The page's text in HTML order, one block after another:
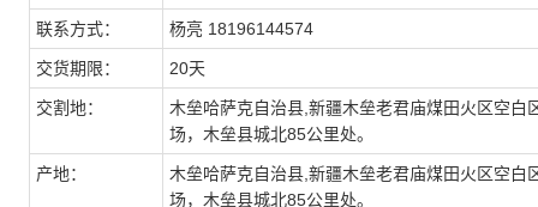
联系方式： 杨亮 18196144574
交货期限： 20天
交割地：
木垒哈萨克自治县,新疆木垒老君庙煤田火区空白
场，木垒县城北85公里处。
产地：
木垒哈萨克自治县,新疆木垒老君庙煤田火区空白
场，木垒县城北85公里处。